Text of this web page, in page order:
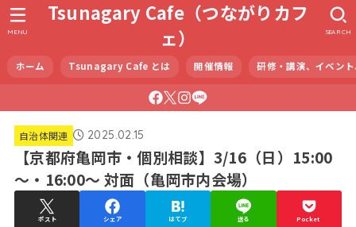
Tsunagary Cafe（つながりカフ
ェ）
ホーム Tsunagary Cafe とは 開催情報 研修・講演、イベン
SEARCH
MENU
自治体関連 2025.02.15
【京都府亀岡市・個別相談】3/16（日）15:00
～・16:00～ 対面（亀岡市内会場）
ポスト シェア はてブ 送る Pocket